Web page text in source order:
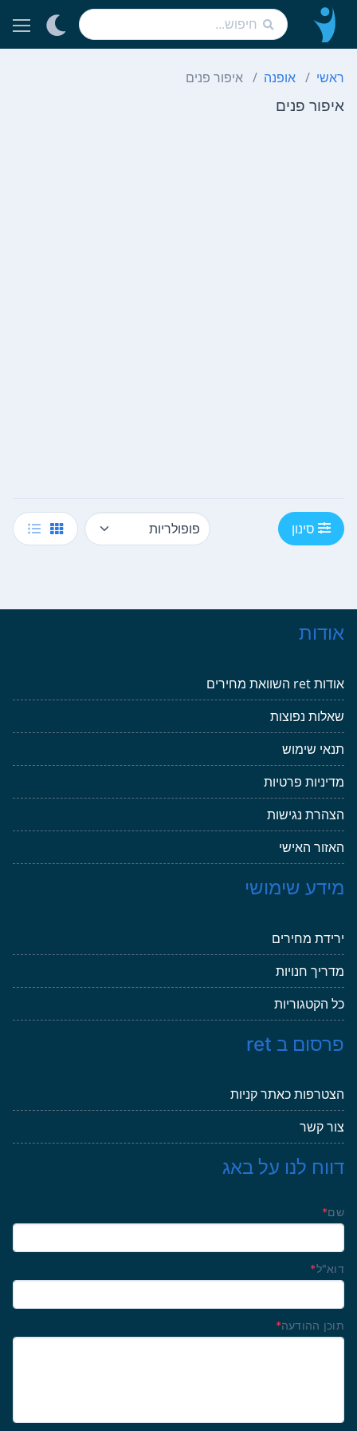
ראשי אופנה איפור פנים
איפור פנים
סינון
אודות
אודות ret השוואת מחירים
שאלות נפוצות
תנאי שימוש
מדיניות פרטיות
הצהרת נגישות
האזור האישי
מידע שימושי
ירידת מחירים
מדריך חנויות
כל הקטגוריות
פרסום ב ret
הצטרפות כאתר קניות
צור קשר
דווח לנו על באג
שם*
דוא"ל*
תוכן ההודעה*